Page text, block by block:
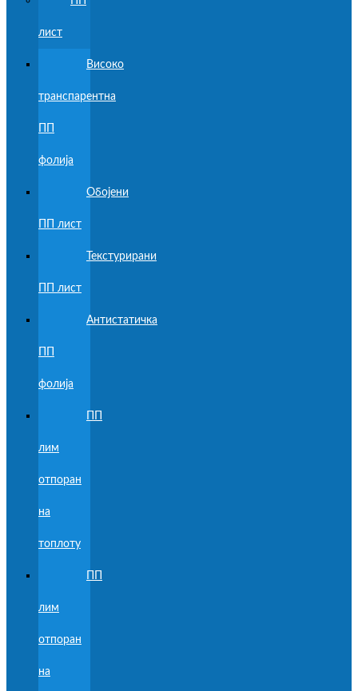
лист
Високо
транспарентна
фолија
Обојени
ПП лист
Текстурирани
ПП лист
Антистатичка
фолија
лим
отпоран
на
топлоту
лим
отпоран
на